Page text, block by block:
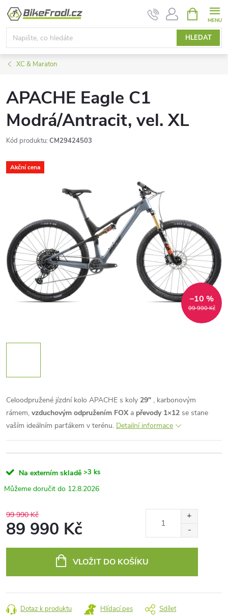
Přejít
obsah
HLEDAT
NÁKUPNÍ
KOŠÍK
XC & Maraton
APACHE Eagle C1
Modrá/Antracit, vel. XL
Kód produktu: CM29424503
Akční cena
99 990 Kč
–10 %
Celoodpružené jízdní kolo APACHE s koly 29" , karbonovým
rámem, vzduchovým odpružením FOX a převody 1×12 se stane
vaším ideálním parťákem v terénu. Detailní informace
Na externím skladě >3 ks
12.8.2026
99 990 Kč
89 990 Kč
VLOŽIT DO KOŠÍKU
Dotaz k produktu Hlídací pes Sdílet